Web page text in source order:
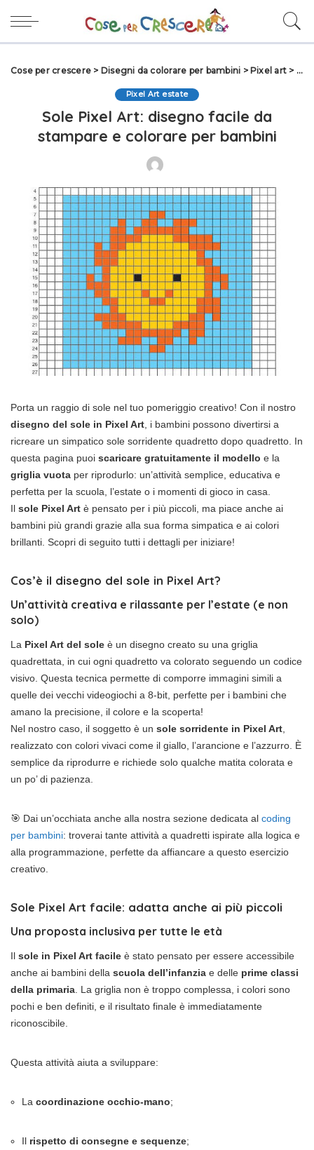
Cose per crescere > Disegni da colorare per bambini > Pixel art >
Pixel Art estate
Sole Pixel Art: disegno facile da
stampare e colorare per bambini
Porta un raggio di sole nel tuo pomeriggio creativo! Con il nostro
disegno del sole in Pixel Art, i bambini possono divertirsi a
ricreare un simpatico sole sorridente quadretto dopo quadretto. In
questa pagina puoi scaricare gratuitamente il modello e la
griglia vuota per riprodurlo: un’attività semplice, educativa e
perfetta per la scuola, l’estate o i momenti di gioco in casa.
Il sole Pixel Art è pensato per i più piccoli, ma piace anche ai
bambini più grandi grazie alla sua forma simpatica e ai colori
brillanti. Scopri di seguito tutti i dettagli per iniziare!
Cos’è il disegno del sole in Pixel Art?
Un’attività creativa e rilassante per l’estate (e non
solo)
La Pixel Art del sole è un disegno creato su una griglia
quadrettata, in cui ogni quadretto va colorato seguendo un codice
visivo. Questa tecnica permette di comporre immagini simili a
quelle dei vecchi videogiochi a 8-bit, perfette per i bambini che
amano la precisione, il colore e la scoperta!
Nel nostro caso, il soggetto è un sole sorridente in Pixel Art,
realizzato con colori vivaci come il giallo, l’arancione e l’azzurro. È
semplice da riprodurre e richiede solo qualche matita colorata e
un po’ di pazienza.
🎯 Dai un’occhiata anche alla nostra sezione dedicata al coding
per bambini: troverai tante attività a quadretti ispirate alla logica e
alla programmazione, perfette da affiancare a questo esercizio
creativo.
Sole Pixel Art facile: adatta anche ai più piccoli
Una proposta inclusiva per tutte le età
Il sole in Pixel Art facile è stato pensato per essere accessibile
anche ai bambini della scuola dell’infanzia e delle prime classi
della primaria. La griglia non è troppo complessa, i colori sono
pochi e ben definiti, e il risultato finale è immediatamente
riconoscibile.
Questa attività aiuta a sviluppare:
La coordinazione occhio-mano;
Il rispetto di consegne e sequenze;